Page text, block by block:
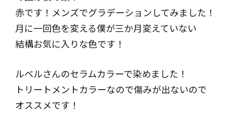
赤です！メンズでグラデーションしてみました！
月に一回色を変える僕が三か月変えていない
結構お気に入りな色です！
ルベルさんのセラムカラーで染めました！
トリートメントカラーなので傷みが出ないので
オススメです！